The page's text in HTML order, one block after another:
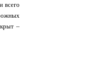
всего
–